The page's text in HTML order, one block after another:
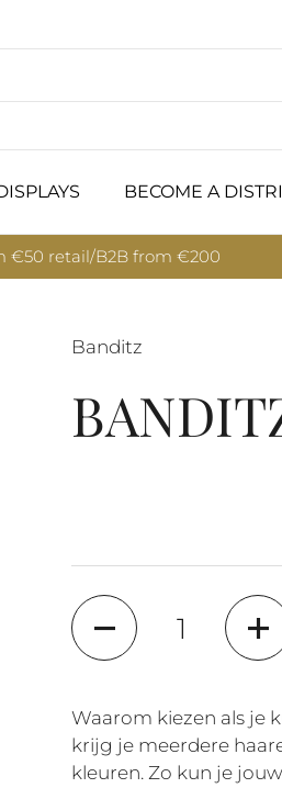
BECOME A
€50 retail/B2B from €200
Banditz
Quantity
Waarom kiezen als je
krijg je meerdere
kleuren. Zo kun je